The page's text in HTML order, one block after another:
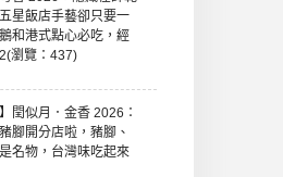
星飯店手藝卻只要一
和港式點心必吃，經
瀏覽：437)
閏似月．金香 2026：
腳開分店啦，豬腳、
名物，台灣味吃起來